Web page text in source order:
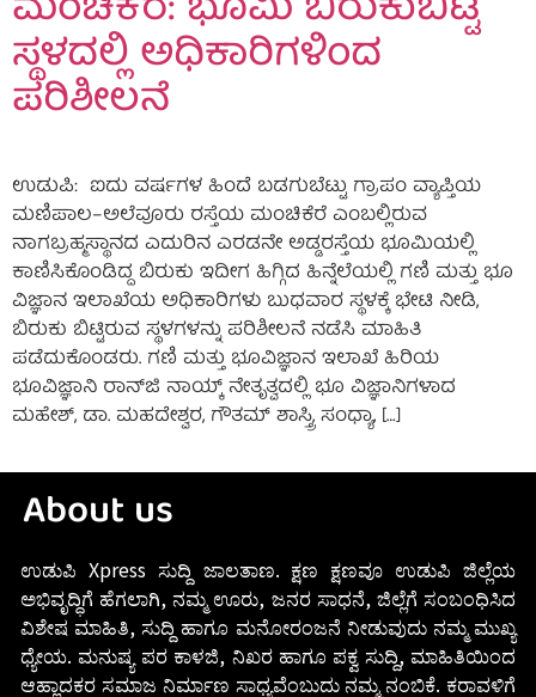
ಸ್ಥಳದಲ್ಲಿ ಅಧಿಕಾರಿಗಳಿಂದ
ಪರಿಶೀಲನೆ
ಉಡುಪಿ: ಐದು ವರ್ಷಗಳ ಹಿಂದೆ ಬಡಗುಬೆಟ್ಟು ಗ್ರಾಪಂ ವ್ಯಾಪ್ತಿಯ
ಮಣಿಪಾಲ–ಅಲೆವೂರು ರಸ್ತೆಯ ಮಂಚಿಕೆರೆ ಎಂಬಲ್ಲಿರುವ
ನಾಗಬ್ರಹ್ಮಸ್ಥಾನದ ಎದುರಿನ ಎರಡನೇ ಅಡ್ಡರಸ್ತೆಯ ಭೂಮಿಯಲ್ಲಿ
ಕಾಣಿಸಿಕೊಂಡಿದ್ದ ಬಿರುಕು ಇದೀಗ ಹಿಗ್ಗಿದ ಹಿನ್ನೆಲೆಯಲ್ಲಿ ಗಣಿ ಮತ್ತು ಭೂ
ವಿಜ್ಞಾನ ಇಲಾಖೆಯ ಅಧಿಕಾರಿಗಳು ಬುಧವಾರ ಸ್ಥಳಕ್ಕೆ ಭೇಟಿ ನೀಡಿ,
ಬಿರುಕು ಬಿಟ್ಟಿರುವ ಸ್ಥಳಗಳನ್ನು ಪರಿಶೀಲನೆ ನಡೆಸಿ ಮಾಹಿತಿ
ಪಡೆದುಕೊಂಡರು. ಗಣಿ ಮತ್ತು ಭೂವಿಜ್ಞಾನ ಇಲಾಖೆ ಹಿರಿಯ
ಭೂವಿಜ್ಞಾನಿ ರಾನ್‌ಜಿ ನಾಯ್ಕ್‌ ನೇತೃತ್ವದಲ್ಲಿ ಭೂ ವಿಜ್ಞಾನಿಗಳಾದ
ಮಹೇಶ್‌, ಡಾ. ಮಹದೇಶ್ವರ, ಗೌತಮ್‌ ಶಾಸ್ತ್ರಿ, ಸಂಧ್ಯಾ, […]
About us
ಉಡುಪಿ Xpress ಸುದ್ದಿ ಜಾಲತಾಣ. ಕ್ಷಣ ಕ್ಷಣವೂ ಉಡುಪಿ ಜಿಲ್ಲೆಯ
ಅಭಿವೃದ್ಧಿಗೆ ಹೆಗಲಾಗಿ, ನಮ್ಮ ಊರು, ಜನರ ಸಾಧನೆ, ಜಿಲ್ಲೆಗೆ ಸಂಬಂಧಿಸಿದ
ವಿಶೇಷ ಮಾಹಿತಿ, ಸುದ್ದಿ ಹಾಗೂ ಮನೋರಂಜನೆ ನೀಡುವುದು ನಮ್ಮ ಮುಖ್ಯ
ಧ್ಯೇಯ. ಮನುಷ್ಯ ಪರ ಕಾಳಜಿ, ನಿಖರ ಹಾಗೂ ಪಕ್ವ ಸುದ್ದಿ, ಮಾಹಿತಿಯಿಂದ
ಆಹ್ಲಾದಕರ ಸಮಾಜ ನಿರ್ಮಾಣ ಸಾಧ್ಯವೆಂಬುದು ನಮ್ಮ ನಂಬಿಕೆ. ಕರಾವಳಿಗೆ